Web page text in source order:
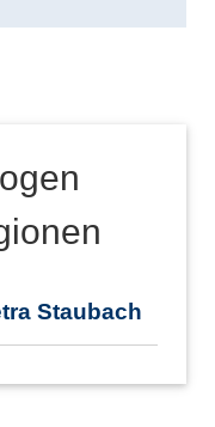
Staubach